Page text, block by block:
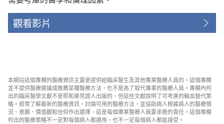
觀看影片
本網站這個專欄的醫療資訊主要是提供給臨床醫生及其他專業醫療人員的。這個專欄
並不提供醫療建議或推薦某種醫療方法，也不是為了取代專業的醫療人員。專欄內列
出的臨床醫學文獻不是耶和華見證人出版的，但這些文獻說明了可考慮的輸血替代策
略。經常了解最新的醫療資訊，討論可用的醫療方法，並協助病人根據病人的醫療情
況、意願、價值觀和信仰作出選擇，這是每個專業醫療人員要承擔的責任。這個專欄
列出的醫療策略不一定對每個病人都適用，也不一定每個病人都能接受。